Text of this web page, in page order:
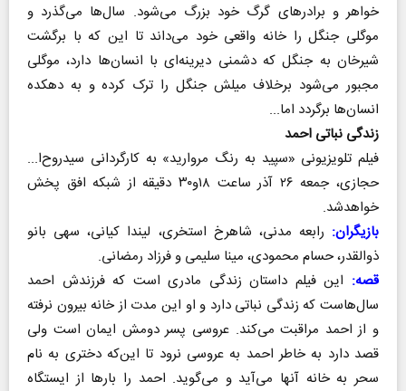
خواهر و برادرهای گرگ خود بزرگ می‌شود. سال‌ها می‌گذرد و
موگلی جنگل را خانه واقعی خود می‌داند تا این که با برگشت
شیرخان به جنگل که دشمنی دیرینه‌ای با انسان‌ها دارد، موگلی
مجبور می‌شود برخلاف میلش جنگل را ترک کرده و به دهکده
انسان‌ها برگردد اما...
زندگی نباتی احمد
​​​​​​​فیلم تلویزیونی «سپید به رنگ مروارید» به کارگردانی سیدروح‌ا...
حجازی، جمعه ۲۶ آذر ساعت ۱۸و۳۰ دقیقه از شبکه افق پخش
خواهدشد.
بازیگران: رابعه مدنی، شاهرخ استخری، لیندا کیانی، سهی بانو
ذوالقدر، حسام محمودی، مینا سلیمی و فرزاد رمضانی.
قصه: این فیلم داستان زندگی مادری است که فرزندش احمد
سال‌هاست که زندگی نباتی دارد و او این مدت از خانه بیرون نرفته
و از احمد مراقبت می‌کند. عروسی پسر دومش ایمان است ولی
قصد دارد به خاطر احمد به عروسی نرود تا این‌که دختری به نام
سحر به خانه آنها می‌آید و می‌گوید. احمد را بارها از ایستگاه